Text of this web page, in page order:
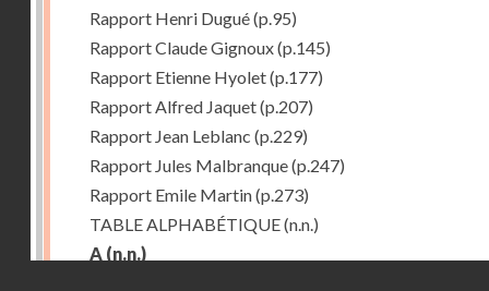
Rapport Henri Dugué(p.95)
Rapport Claude Gignoux(p.145)
Rapport Etienne Hyolet(p.177)
Rapport Alfred Jaquet(p.207)
Rapport Jean Leblanc (p.229)
Rapport Jules Malbranque(p.247)
Rapport Emile Martin(p.273)
TABLE ALPHABÉTIQUE(n.n.)
A (n.n.)